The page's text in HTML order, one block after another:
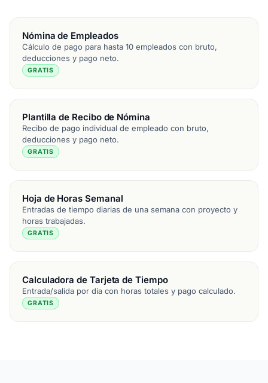
Nómina de Empleados
Cálculo de pago para hasta 10 empleados con bruto,
deducciones y pago neto.
GRATIS
Plantilla de Recibo de Nómina
Recibo de pago individual de empleado con bruto,
deducciones y pago neto.
GRATIS
Hoja de Horas Semanal
Entradas de tiempo diarias de una semana con proyecto y
horas trabajadas.
GRATIS
Calculadora de Tarjeta de Tiempo
Entrada/salida por día con horas totales y pago calculado.
GRATIS